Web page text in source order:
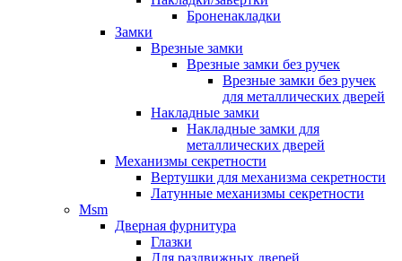
Броненакладки
Замки
Врезные замки
Врезные замки без ручек
Врезные замки без ручек
для металлических дверей
Накладные замки
Накладные замки для
металлических дверей
Механизмы секретности
Вертушки для механизма секретности
Латунные механизмы секретности
Msm
Дверная фурнитура
Глазки